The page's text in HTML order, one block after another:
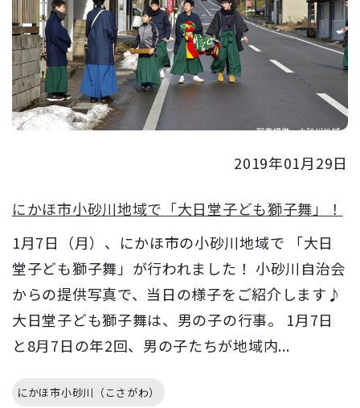
2019年01月29日
にかほ市小砂川地域で「大日堂子ども獅子舞」！
1月7日（月）、にかほ市の小砂川地域で 「大日
堂子ども獅子舞」が行われました！ 小砂川自治会
からの提供写真で、当日の様子をご紹介します♪
大日堂子ども獅子舞は、男の子の行事。 1月7日
と8月7日の年2回、男の子たちが地域内...
にかほ市小砂川（こさがわ）